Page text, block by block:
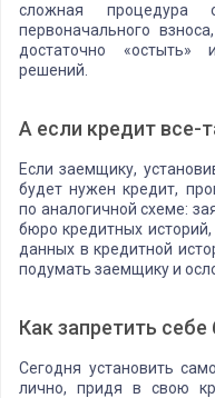
сложная процедура
первоначального
достаточно «остыть»
решений.
А если кредит все-
Если заемщику,
будет нужен кредит,
по аналогичной схеме:
бюро кредитных
данных в кредитной
подумать заемщику и
Как запретить
Сегодня установить
лично, придя в свою